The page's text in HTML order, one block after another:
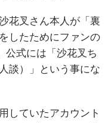
花叉さん本人が「裏
したためにファンの
公式には「沙花叉ち
談）」という事にな
していたアカウント